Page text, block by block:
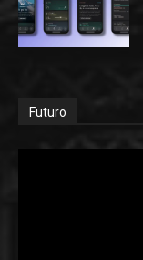
Futuro